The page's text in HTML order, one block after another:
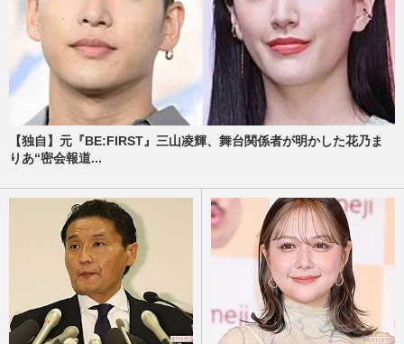
【独自】元『BE:FIRST』三山凌輝、舞台関係者が明かした花乃ま
りあ“密会報道...